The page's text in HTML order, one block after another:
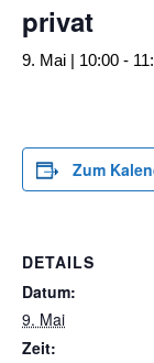
privat
9. Mai | 10:00 -
Zum
DETAILS
Datum:
9. Mai
Zeit: